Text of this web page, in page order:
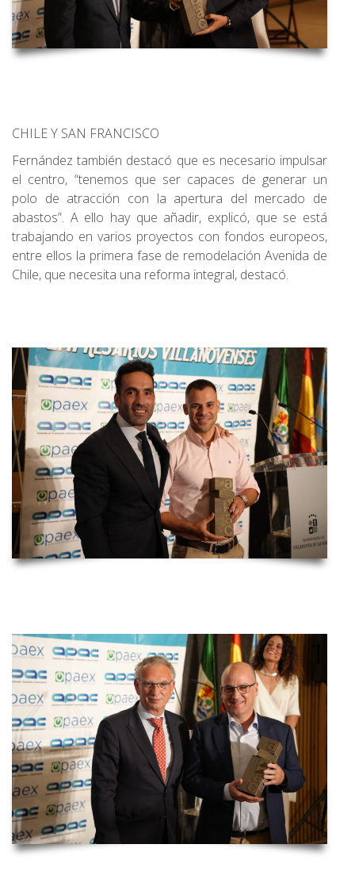
CHILE Y SAN FRANCISCO
Fernández también destacó que es necesario impulsar
el centro, “tenemos que ser capaces de generar un
polo de atracción con la apertura del mercado de
abastos”. A ello hay que añadir, explicó, que se está
trabajando en varios proyectos con fondos europeos,
entre ellos la primera fase de remodelación Avenida de
Chile, que necesita una reforma integral, destacó.